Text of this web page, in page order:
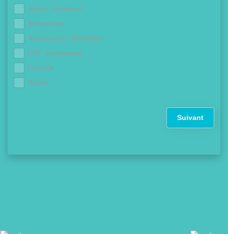
Volets / Fenêtres
Rénovation
Assurances / Mutuelles
CPF (Formation)
Finance
Autres
Suivant